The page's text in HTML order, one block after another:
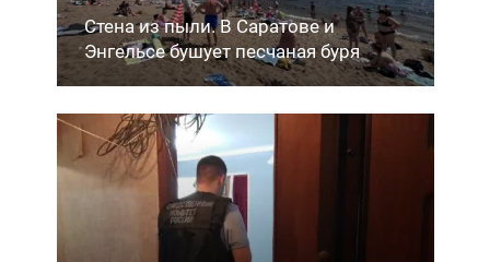
Стена из пыли. В Саратове и
Энгельсе бушует песчаная буря